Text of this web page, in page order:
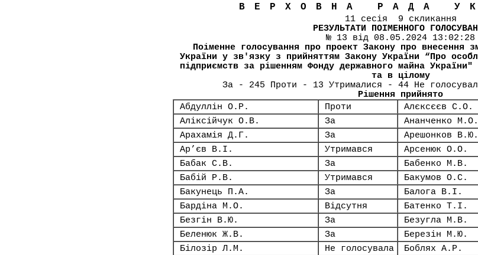
ВЕРХОВНА РАДА
11 сесія 9 скликання
РЕЗУЛЬТАТИ ПОІМЕННОГО
№ 13 від 08.05.2024 13:02:28
Поіменне голосування про проект Закону про внесення
України у зв'язку з прийняттям Закону України “Про
підприємств за рішенням Фонду державного майна
та в цілому
За - 245 Проти - 13 Утрималися - 44 Не
Рішення прийнято
Абдуллін О.Р.
Проти Алєксєєв С.О.
Аліксійчук О.В.
За Ананченко М.О.
Арахамія Д.Г.
За Арешонков В.Ю.
Ар’єв В.І.
Утримався Арсенюк О.О.
Бабак С.В.
За Бабенко М.В.
Бабій Р.В.
Утримався Бакумов О.С.
Бакунець П.А.
За Балога В.І.
Бардіна М.О.
Відсутня Батенко Т.І.
Безгін В.Ю.
За Безугла М.В.
Беленюк Ж.В.
За Березін М.Ю.
Білозір Л.М.
Не голосувала Боблях А.Р.